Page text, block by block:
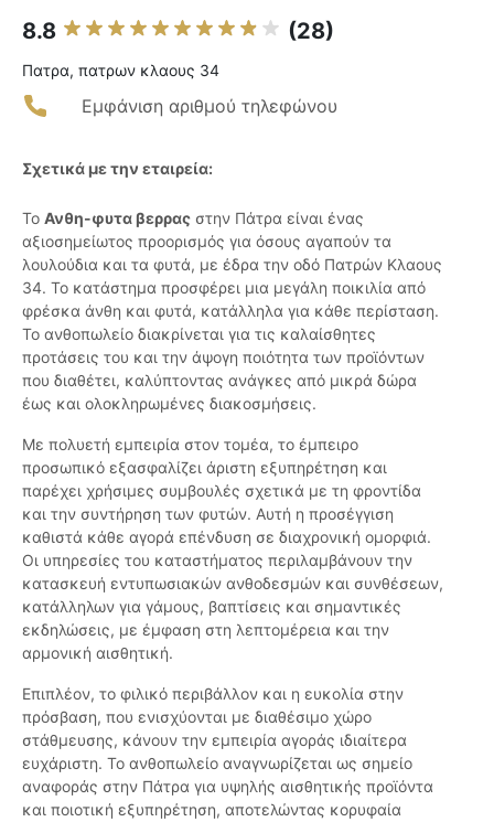
8.8 (28)
Πατρα, πατρων κλαους 34
Εμφάνιση αριθμού τηλεφώνου
Σχετικά με την εταιρεία:
Το Ανθη-φυτα βερρας στην Πάτρα είναι ένας
αξιοσημείωτος προορισμός για όσους αγαπούν τα
λουλούδια και τα φυτά, με έδρα την οδό Πατρών Κλαους
34. Το κατάστημα προσφέρει μια μεγάλη ποικιλία από
φρέσκα άνθη και φυτά, κατάλληλα για κάθε περίσταση.
Το ανθοπωλείο διακρίνεται για τις καλαίσθητες
προτάσεις του και την άψογη ποιότητα των προϊόντων
που διαθέτει, καλύπτοντας ανάγκες από μικρά δώρα
έως και ολοκληρωμένες διακοσμήσεις.
Με πολυετή εμπειρία στον τομέα, το έμπειρο
προσωπικό εξασφαλίζει άριστη εξυπηρέτηση και
παρέχει χρήσιμες συμβουλές σχετικά με τη φροντίδα
και την συντήρηση των φυτών. Αυτή η προσέγγιση
καθιστά κάθε αγορά επένδυση σε διαχρονική ομορφιά.
Οι υπηρεσίες του καταστήματος περιλαμβάνουν την
κατασκευή εντυπωσιακών ανθοδεσμών και συνθέσεων,
κατάλληλων για γάμους, βαπτίσεις και σημαντικές
εκδηλώσεις, με έμφαση στη λεπτομέρεια και την
αρμονική αισθητική.
Επιπλέον, το φιλικό περιβάλλον και η ευκολία στην
πρόσβαση, που ενισχύονται με διαθέσιμο χώρο
στάθμευσης, κάνουν την εμπειρία αγοράς ιδιαίτερα
ευχάριστη. Το ανθοπωλείο αναγνωρίζεται ως σημείο
αναφοράς στην Πάτρα για υψηλής αισθητικής προϊόντα
και ποιοτική εξυπηρέτηση, αποτελώντας κορυφαία